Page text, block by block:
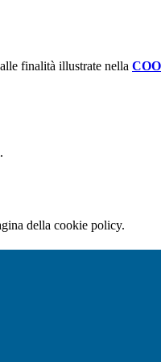
finalità illustrate nella
della cookie policy.